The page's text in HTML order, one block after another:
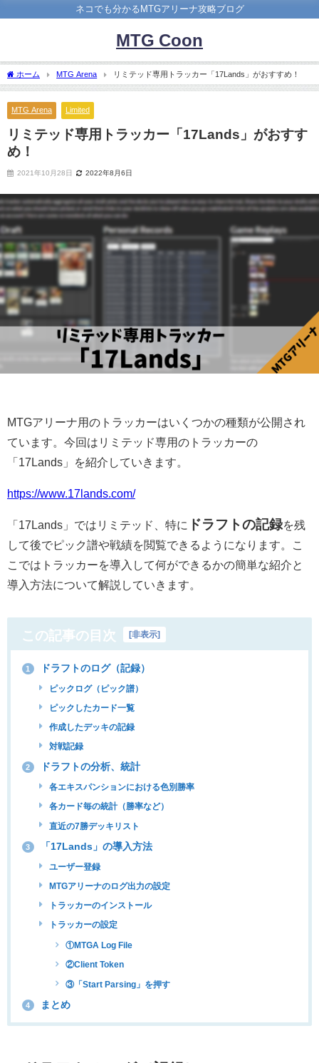
ネコでも分かるMTGアリーナ攻略ブログ
MTG Coon
ホーム MTG Arena リミテッド専用トラッカー「17Lands」がおすすめ！
MTG Arena Limited
リミテッド専用トラッカー「17Lands」がおすす
め！
2021年10月28日 2022年8月6日
MTGアリーナ用のトラッカーはいくつかの種類が公開され
ています。今回はリミテッド専用のトラッカーの
「17Lands」を紹介していきます。
https://www.17lands.com/
「17Lands」ではリミテッド、特に ドラフトの記録を残
して後でピック譜や戦績を閲覧できるようになります。こ
こではトラッカーを導入して何ができるかの簡単な紹介と
導入方法について解説していきます。
この記事の目次 非表示
1 ドラフトのログ（記録）
ピックログ（ピック譜）
ピックしたカード一覧
作成したデッキの記録
対戦記録
2 ドラフトの分析、統計
各エキスパンションにおける色別勝率
各カード毎の統計（勝率など）
直近の7勝デッキリスト
3 「17Lands」の導入方法
ユーザー登録
MTGアリーナのログ出力の設定
トラッカーのインストール
トラッカーの設定
①MTGA Log File
②Client Token
③「Start Parsing」を押す
4 まとめ